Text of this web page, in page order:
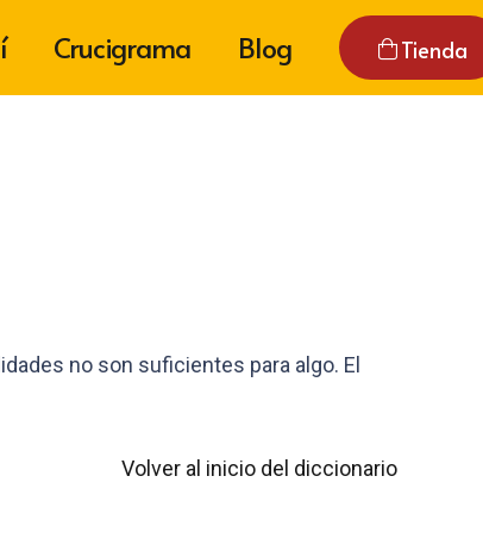
Crucigrama Blog Tienda
no son suficientes para algo. El
Volver al inicio del diccionario